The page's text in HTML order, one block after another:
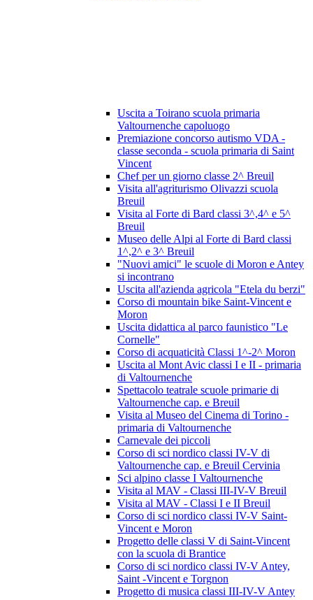
Uscita a Toirano scuola primaria
Valtournenche capoluogo
Premiazione concorso autismo VDA -
classe seconda - scuola primaria di Saint
Vincent
Chef per un giorno classe 2^ Breuil
Visita all'agriturismo Olivazzi scuola
Breuil
Visita al Forte di Bard classi 3^,4^ e 5^
Breuil
Museo delle Alpi al Forte di Bard classi
1^,2^ e 3^ Breuil
"Nuovi amici" le scuole di Moron e Antey
si incontrano
Uscita all'azienda agricola "Etela du berzi"
Corso di mountain bike Saint-Vincent e
Moron
Uscita didattica al parco faunistico "Le
Cornelle"
Corso di acquaticità Classi 1^-2^ Moron
Uscita al Mont Avic classi I e II - primaria
di Valtournenche
Spettacolo teatrale scuole primarie di
Valtournenche cap. e Breuil
Visita al Museo del Cinema di Torino -
primaria di Valtournenche
Carnevale dei piccoli
Corso di sci nordico classi IV-V di
Valtournenche cap. e Breuil Cervinia
Sci alpino classe I Valtournenche
Visita al MAV - Classi III-IV-V Breuil
Visita al MAV - Classi I e II Breuil
Corso di sci nordico classi IV-V Saint-
Vincent e Moron
Progetto delle classi V di Saint-Vincent
con la scuola di Brantice
Corso di sci nordico classi IV-V Antey,
Saint -Vincent e Torgnon
Progetto di musica classi III-IV-V Antey